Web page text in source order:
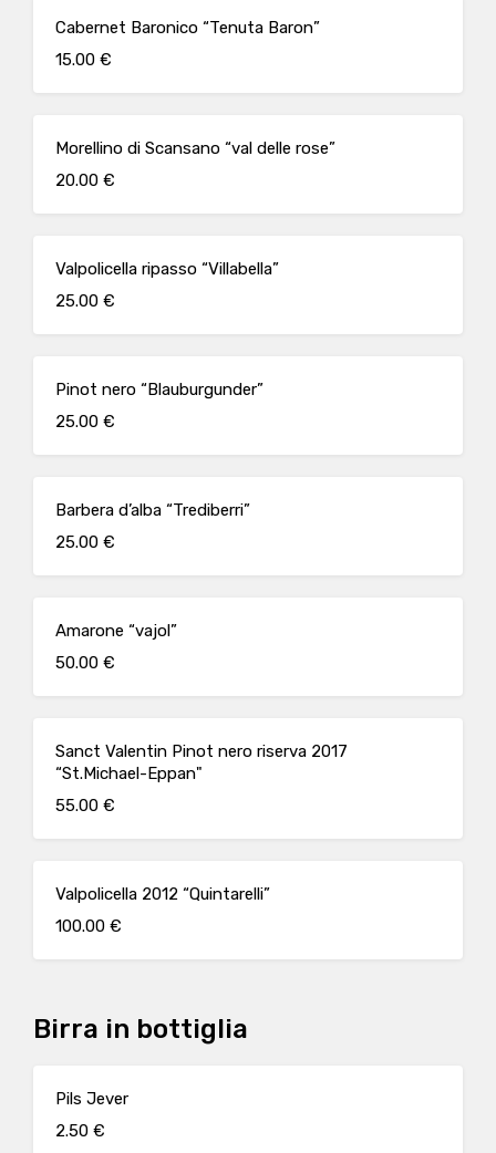
Cabernet Baronico “Tenuta Baron”
15.00 €
Morellino di Scansano “val delle rose”
20.00 €
Valpolicella ripasso “Villabella”
25.00 €
Pinot nero “Blauburgunder”
25.00 €
Barbera d’alba “Trediberri”
25.00 €
Amarone “vajol”
50.00 €
Sanct Valentin Pinot nero riserva 2017
“St.Michael-Eppan"
55.00 €
Valpolicella 2012 “Quintarelli”
100.00 €
Birra in bottiglia
Pils Jever
2.50 €